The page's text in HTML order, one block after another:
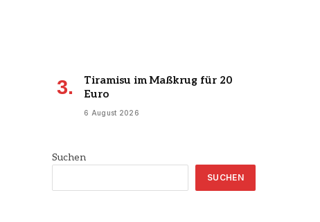
Tiramisu im Maßkrug für 20
Euro
6 August 2026
Suchen
SUCHEN